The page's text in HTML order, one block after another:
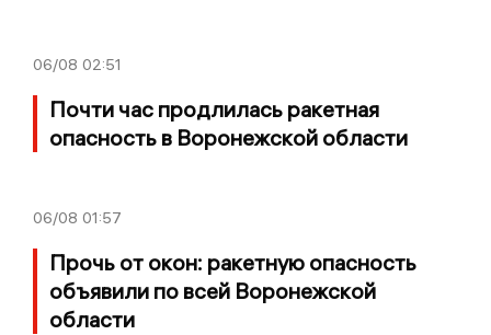
06/08 02:51
Почти час продлилась ракетная
опасность в Воронежской области
06/08 01:57
Прочь от окон: ракетную опасность
объявили по всей Воронежской
области